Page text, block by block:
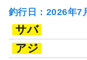
釣行日：2026年7
サバ
アジ